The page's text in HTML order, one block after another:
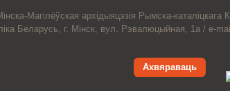
Магiлёўская архiдыяцэзiя Рымска-каталіцкага
Беларусь, г. Мінск, вул. Рэвалюцыйная, 1а / e-
Ахвяраваць